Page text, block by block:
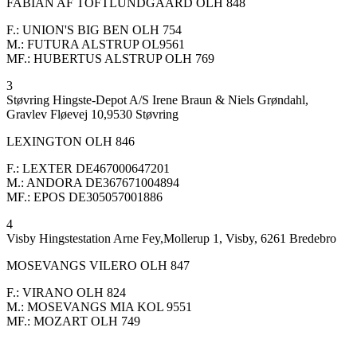
F.: UNION'S BIG BEN OLH 754
M.: FUTURA ALSTRUP OL9561
MF.: HUBERTUS ALSTRUP OLH 769
3
Støvring Hingste-Depot A/S Irene Braun & Niels Grøndahl,
Gravlev Fløevej 10,9530 Støvring
LEXINGTON OLH 846
F.: LEXTER DE467000647201
M.: ANDORA DE367671004894
MF.: EPOS DE305057001886
4
Visby Hingstestation Arne Fey,Mollerup 1, Visby, 6261 Bredebro
MOSEVANGS VILERO OLH 847
F.: VIRANO OLH 824
M.: MOSEVANGS MIA KOL 9551
MF.: MOZART OLH 749